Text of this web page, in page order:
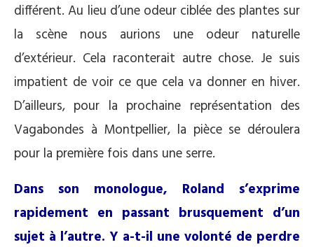
différent. Au lieu d’une odeur ciblée des plantes sur
la scène nous aurions une odeur naturelle
d’extérieur. Cela raconterait autre chose. Je suis
impatient de voir ce que cela va donner en hiver.
D’ailleurs, pour la prochaine représentation des
Vagabondes à Montpellier, la pièce se déroulera
pour la première fois dans une serre.
Dans son monologue, Roland s’exprime
rapidement en passant brusquement d’un
sujet à l’autre. Y a-t-il une volonté de perdre